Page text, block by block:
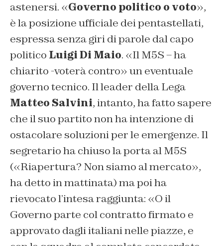
astenersi. «Governo politico o voto»,
è la posizione ufficiale dei pentastellati,
espressa senza giri di parole dal capo
politico Luigi Di Maio. «Il M5S – ha
chiarito -voterà contro» un eventuale
governo tecnico. Il leader della Lega
Matteo Salvini, intanto, ha fatto sapere
che il suo partito non ha intenzione di
ostacolare soluzioni per le emergenze. Il
segretario ha chiuso la porta al M5S
(«Riapertura? Non siamo al mercato»,
ha detto in mattinata) ma poi ha
rievocato l’intesa raggiunta: «O il
Governo parte col contratto firmato e
approvato dagli italiani nelle piazze, e